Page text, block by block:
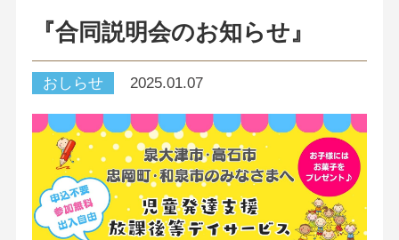
『合同説明会のお知らせ』
おしらせ 2025.01.07